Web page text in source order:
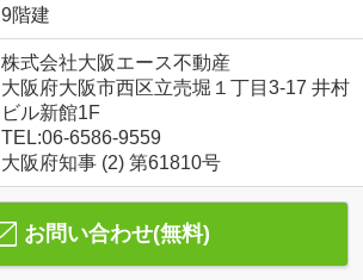
9階建
株式会社大阪エース不動産
大阪府大阪市西区立売堀１丁目3-17 井村
ビル新館1F
TEL:06-6586-9559
大阪府知事 (2) 第61810号
お問い合わせ(無料)